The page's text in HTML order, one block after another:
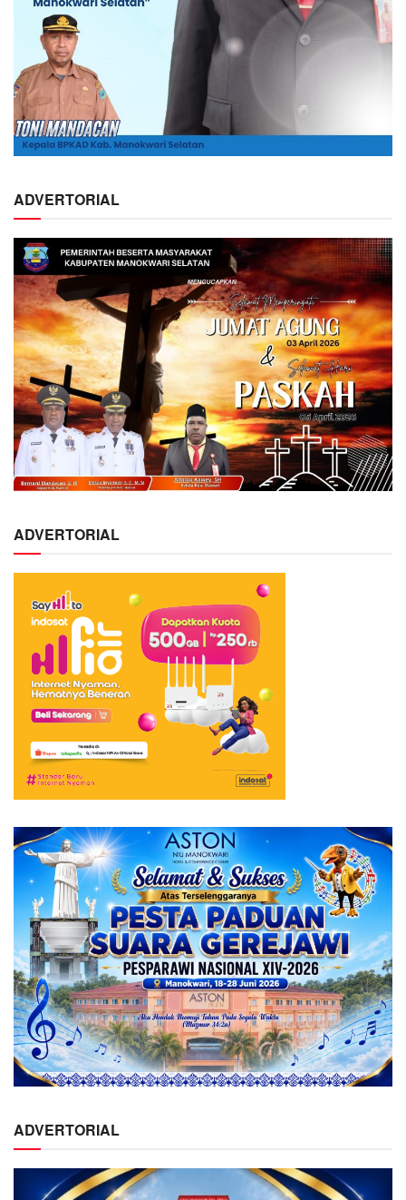
ADVERTORIAL
ADVERTORIAL
ADVERTORIAL